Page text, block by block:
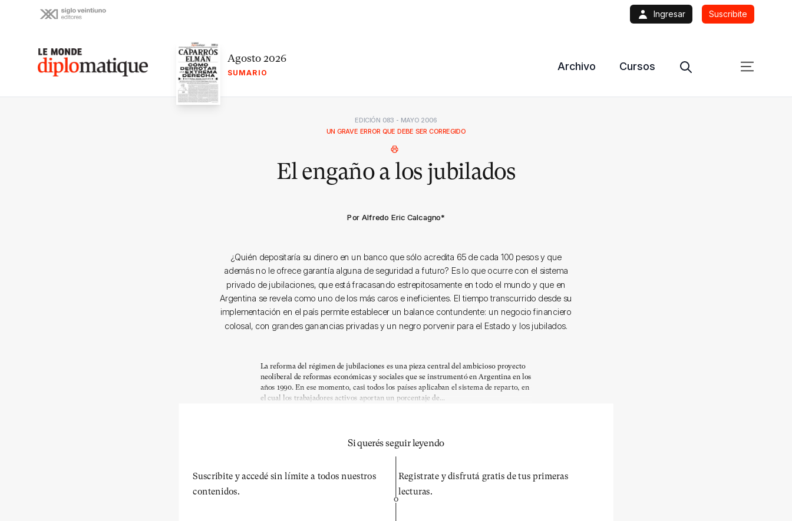
Ingresar Suscribite
Le monde diplomatique Agosto 2026
SUMARIO
Archivo Cursos
EDICIÓN 083 - MAYO 2006
UN GRAVE ERROR QUE DEBE SER CORREGIDO
El engaño a los jubilados
Por Alfredo Eric Calcagno*
¿Quién depositaría su dinero en un banco que sólo acredita 65 de cada 100 pesos y que
además no le ofrece garantía alguna de seguridad a futuro? Es lo que ocurre con el sistema
privado de jubilaciones, que está fracasando estrepitosamente en todo el mundo y que en
Argentina se revela como uno de los más caros e ineficientes. El tiempo transcurrido desde su
implementación en el país permite establecer un balance contundente: un negocio financiero
colosal, con grandes ganancias privadas y un negro porvenir para el Estado y los jubilados.
La reforma del régimen de jubilaciones es una pieza central del ambicioso proyecto
neoliberal de reformas económicas y sociales que se instrumentó en Argentina en los
años 1990. En ese momento, casi todos los países aplicaban el sistema de reparto, en
el cual los trabajadores activos aportan un porcentaje de...
Si querés seguir leyendo
Suscribite y accedé sin límite a todos nuestros
contenidos.
O
Registrate y disfrutá gratis de tus primeras
lecturas.